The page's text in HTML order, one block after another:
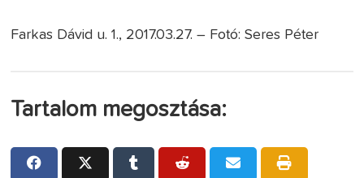
Farkas Dávid u. 1., 2017.03.27. – Fotó: Seres Péter
Tartalom megosztása: